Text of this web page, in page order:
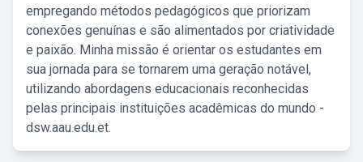
empregando métodos pedagógicos que priorizam
conexões genuínas e são alimentados por criatividade
e paixão. Minha missão é orientar os estudantes em
sua jornada para se tornarem uma geração notável,
utilizando abordagens educacionais reconhecidas
pelas principais instituições acadêmicas do mundo -
dsw.aau.edu.et.